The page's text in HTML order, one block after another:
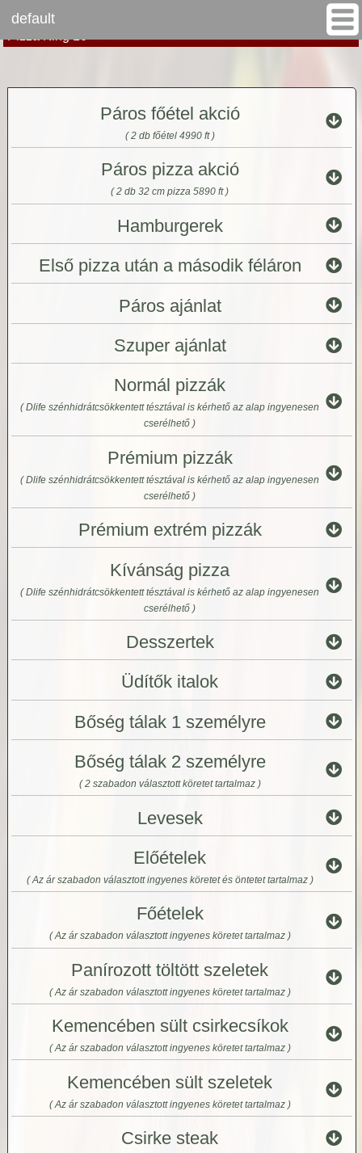
default
www.pizzagigant.hu
Pizza King 10
Páros főétel akció
( 2 db főétel 4990 ft )
Páros pizza akció
( 2 db 32 cm pizza 5890 ft )
Hamburgerek
Első pizza után a második féláron
Páros ajánlat
Szuper ajánlat
Normál pizzák
( Dlife szénhidrátcsökkentett tésztával is kérhető az alap ingyenesen
cserélhető )
Prémium pizzák
( Dlife szénhidrátcsökkentett tésztával is kérhető az alap ingyenesen
cserélhető )
Prémium extrém pizzák
Kívánság pizza
( Dlife szénhidrátcsökkentett tésztával is kérhető az alap ingyenesen
cserélhető )
Desszertek
Üdítők italok
Bőség tálak 1 személyre
Bőség tálak 2 személyre
( 2 szabadon választott köretet tartalmaz )
Levesek
Előételek
( Az ár szabadon választott ingyenes köretet és öntetet tartalmaz )
Főételek
( Az ár szabadon választott ingyenes köretet tartalmaz )
Panírozott töltött szeletek
( Az ár szabadon választott ingyenes köretet tartalmaz )
Kemencében sült csirkecsíkok
( Az ár szabadon választott ingyenes köretet tartalmaz )
Kemencében sült szeletek
( Az ár szabadon választott ingyenes köretet tartalmaz )
Csirke steak